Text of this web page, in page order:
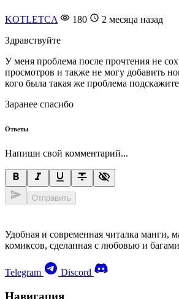
KOTLETCA 180
2 месяца назад
Здравствуйте
У меня проблема после прочтения не
просмотров и также не могу добавить
кого была такая же проблема
Заранее спасибо
Ответы
Напиши свой комментарий...
Отправить
Удобная и современная читалка манги,
комиксов, сделанная с любовью и
Telegram Discord
Навигация